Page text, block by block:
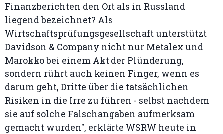
Finanzberichten den Ort als in Russland
liegend bezeichnet? Als
Wirtschaftsprüfungsgesellschaft unterstützt
Davidson & Company nicht nur Metalex und
Marokko bei einem Akt der Plünderung,
sondern rührt auch keinen Finger, wenn es
darum geht, Dritte über die tatsächlichen
Risiken in die Irre zu führen - selbst nachdem
sie auf solche Falschangaben aufmerksam
gemacht wurden", erklärte WSRW heute in